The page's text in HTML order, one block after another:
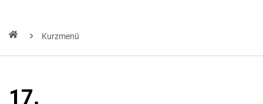
Kurzmenü
17.